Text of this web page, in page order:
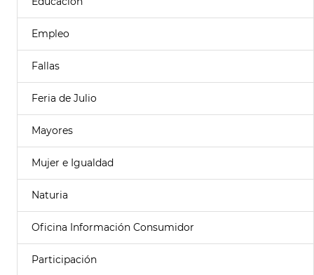
Empleo
Fallas
Feria de Julio
Mayores
Mujer e Igualdad
Naturia
Oficina Información Consumidor
Participación